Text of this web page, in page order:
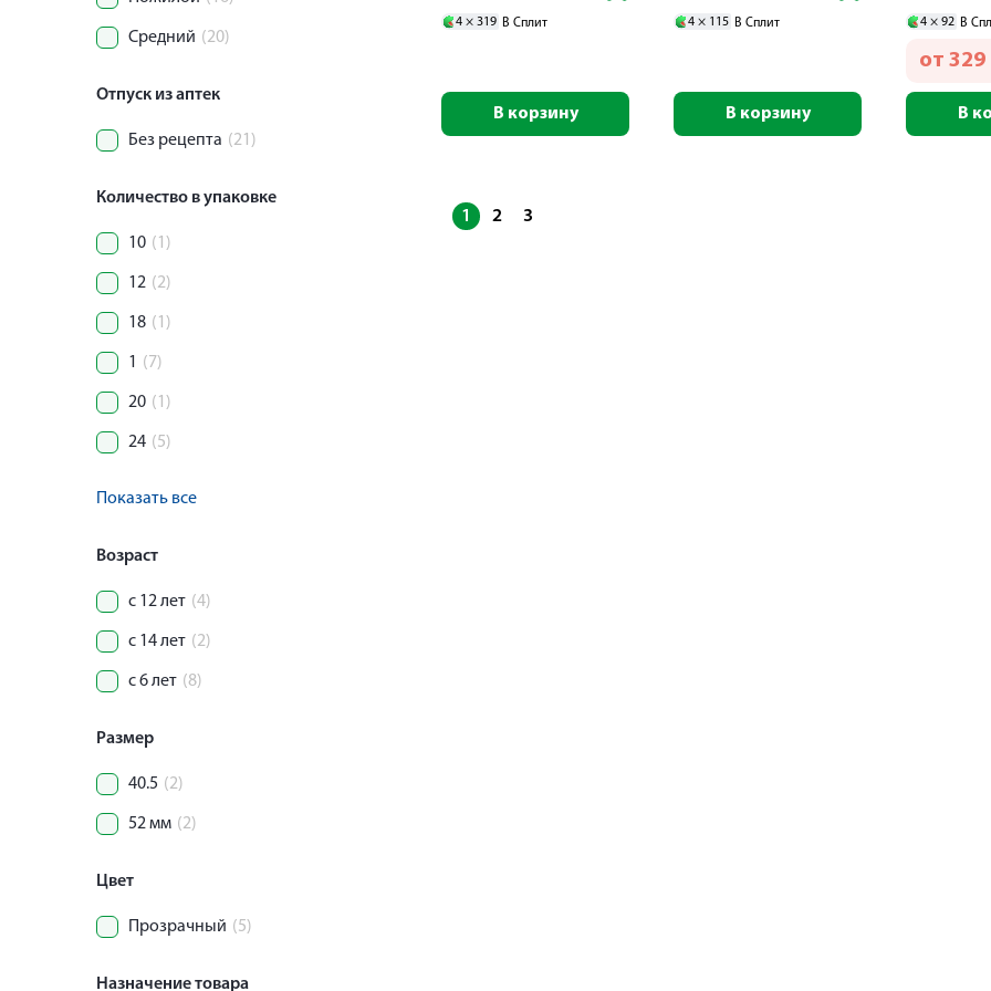
Средний (20)
Отпуск из аптек
Без рецепта (21)
Количество в упаковке
10 (1)
12 (2)
18 (1)
1 (7)
20 (1)
24 (5)
Показать все
Возраст
с 12 лет (4)
с 14 лет (2)
с 6 лет (8)
Размер
40.5 (2)
52 мм (2)
Цвет
Прозрачный (5)
Назначение товара
4 × 319 В Сплит
В корзину
4 × 115 В Сплит
В корзину
4 × 92 В
от 329
В
1 2 3